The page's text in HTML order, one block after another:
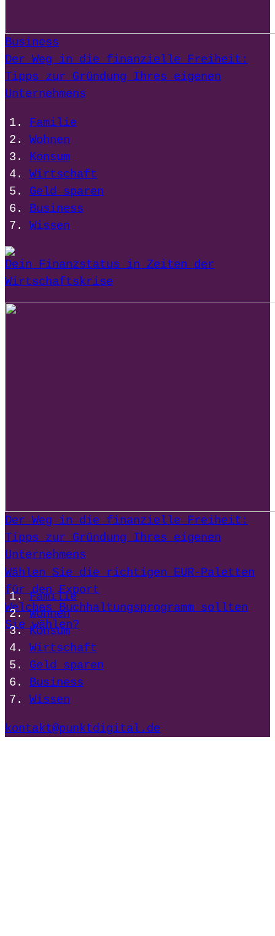
Business
Der Weg in die finanzielle Freiheit:
Tipps zur Gründung Ihres eigenen
Unternehmens
Familie
Wohnen
Konsum
Wirtschaft
Geld sparen
Business
Wissen
Dein Finanzstatus in Zeiten der
Wirtschaftskrise
Der Weg in die finanzielle Freiheit:
Tipps zur Gründung Ihres eigenen
Unternehmens
Wählen Sie die richtigen EUR-Paletten
für den Export
Welches Buchhaltungsprogramm sollten
Sie wählen?
Familie
Wohnen
Konsum
Wirtschaft
Geld sparen
Business
Wissen
kontakt@punktdigital.de